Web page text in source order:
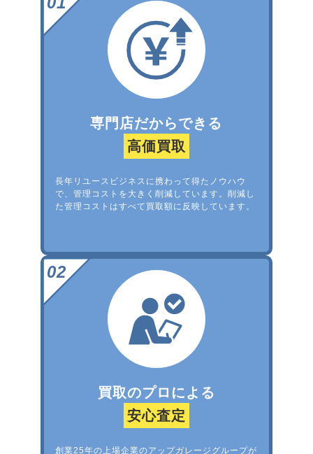
専門店だからできる
高価買取
長年リユースビジネスに携わって得たノウハウ
で、管理コストを大きく削減しています。削減し
た管理コストはすべて買取額に反映しています。
買取のプロによる
安心査定
創業25年の上場企業のアップガレージグループが